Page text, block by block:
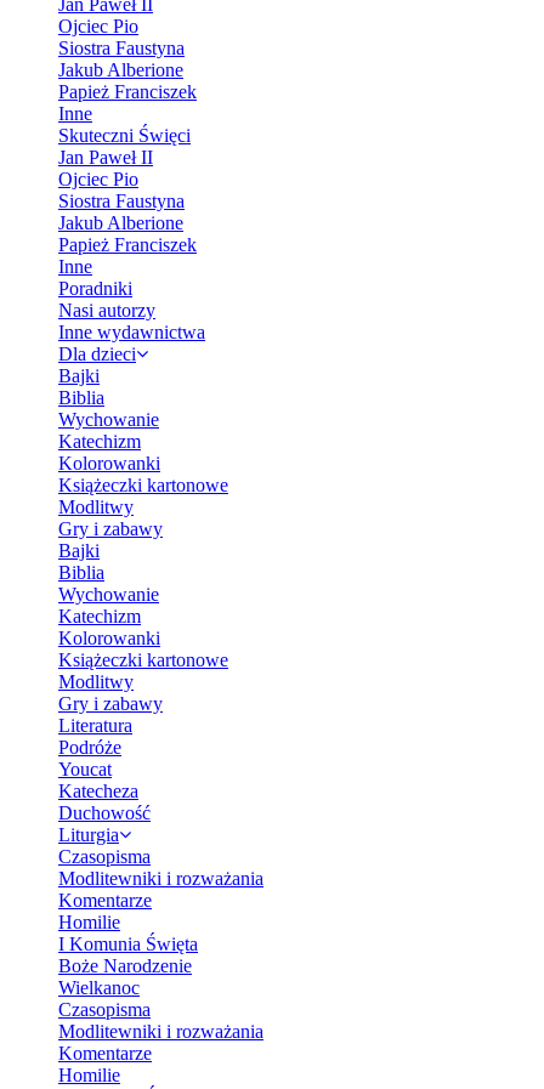
Jan Paweł II
Ojciec Pio
Siostra Faustyna
Jakub Alberione
Papież Franciszek
Inne
Skuteczni Święci
Jan Paweł II
Ojciec Pio
Siostra Faustyna
Jakub Alberione
Papież Franciszek
Inne
Poradniki
Nasi autorzy
Inne wydawnictwa
Dla dzieci
Bajki
Biblia
Wychowanie
Katechizm
Kolorowanki
Książeczki kartonowe
Modlitwy
Gry i zabawy
Bajki
Biblia
Wychowanie
Katechizm
Kolorowanki
Książeczki kartonowe
Modlitwy
Gry i zabawy
Literatura
Podróże
Youcat
Katecheza
Duchowość
Liturgia
Czasopisma
Modlitewniki i rozważania
Komentarze
Homilie
I Komunia Święta
Boże Narodzenie
Wielkanoc
Czasopisma
Modlitewniki i rozważania
Komentarze
Homilie